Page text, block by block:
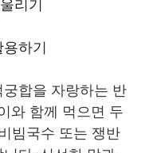
하기
합을 자랑하는 반
와 함께 먹으면 두
빔국수 또는 쟁반